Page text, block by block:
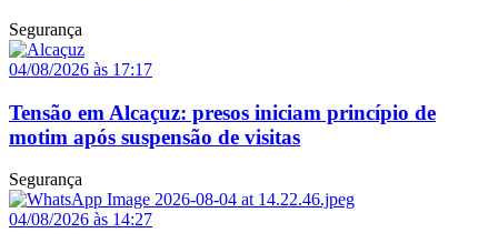
Segurança
04/08/2026 às 17:17
Tensão em Alcaçuz: presos iniciam princípio de
motim após suspensão de visitas
Segurança
04/08/2026 às 14:27